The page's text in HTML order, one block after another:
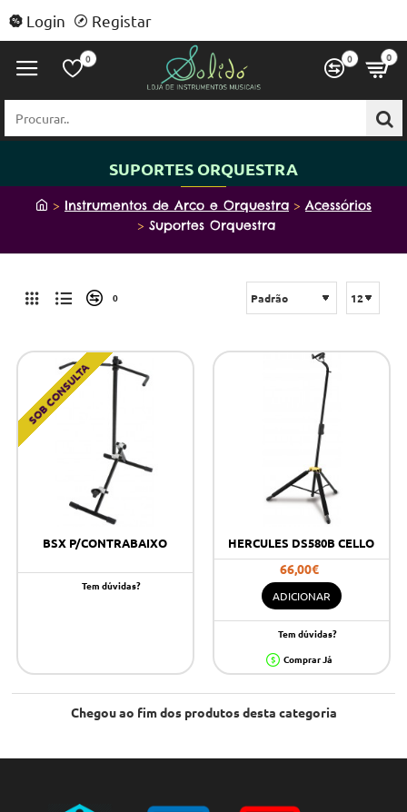
Login Registar
0 0 0
Procurar..
SUPORTES ORQUESTRA
h
Instrumentos de Arco e Orquestra
Acessórios
Suportes Orquestra
0
SOB CONSULTA
BSX P/CONTRABAIXO
Tem dúvidas?
HERCULES DS580B CELLO
66,00€
ADICIONAR
Tem dúvidas?
Comprar Já
Chegou ao fim dos produtos desta categoria